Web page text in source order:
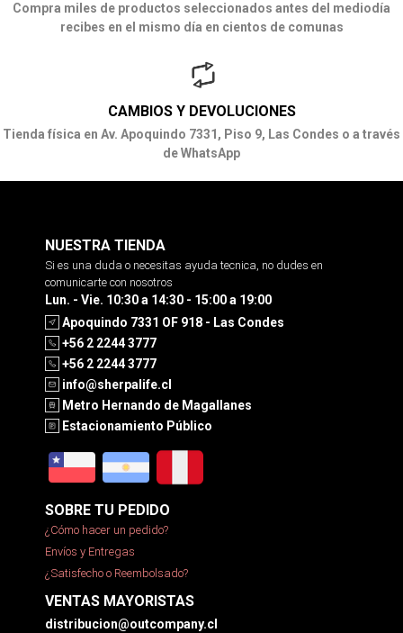
Compra miles de productos seleccionados antes del mediodía
recibes en el mismo día en cientos de comunas
CAMBIOS Y DEVOLUCIONES
Tienda física en Av. Apoquindo 7331, Piso 9, Las Condes o a través
de WhatsApp
NUESTRA TIENDA
Si es una duda o necesitas ayuda tecnica, no dudes en
comunicarte con nosotros
Lun. - Vie. 10:30 a 14:30 - 15:00 a 19:00
Apoquindo 7331 OF 918 - Las Condes
+56 2 2244 3777
+56 2 2244 3777
info@sherpalife.cl
Metro Hernando de Magallanes
Estacionamiento Público
SOBRE TU PEDIDO
¿Cómo hacer un pedido?
Envíos y Entregas
¿Satisfecho o Reembolsado?
VENTAS MAYORISTAS
distribucion@outcompany.cl